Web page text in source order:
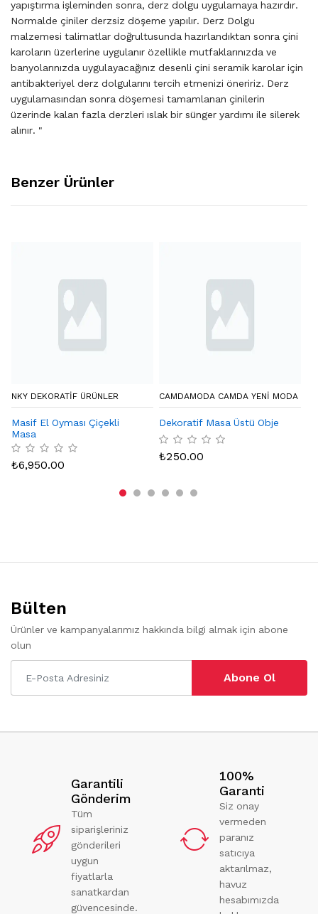
yapıştırma işleminden sonra, derz dolgu uygulamaya hazırdır.
Normalde çiniler derzsiz döşeme yapılır. Derz Dolgu
malzemesi talimatlar doğrultusunda hazırlandıktan sonra çini
karoların üzerlerine uygulanır özellikle mutfaklarınızda ve
banyolarınızda uygulayacağınız desenli çini seramik karolar için
antibakteriyel derz dolgularını tercih etmenizi öneririz. Derz
uygulamasından sonra döşemesi tamamlanan çinilerin
üzerinde kalan fazla derzleri ıslak bir sünger yardımı ile silerek
alınır. "
Benzer Ürünler
NKY DEKORATIF ÜRÜNLER
Masif El Oyması Çiçekli
Masa
₺6,950.00
CAMDAMODA CAMDA YENI MODA
Dekoratif Masa Üstü Obje
₺250.00
Bülten
Ürünler ve kampanyalarımız hakkında bilgi almak için abone
olun
Abone Ol
Garantili
Gönderim
Tüm
siparişleriniz
gönderileri
uygun
fiyatlarla
sanatkardan
güvencesinde.
100%
Garanti
Siz onay
vermeden
paranız
satıcıya
aktarılmaz,
havuz
hesabımızda